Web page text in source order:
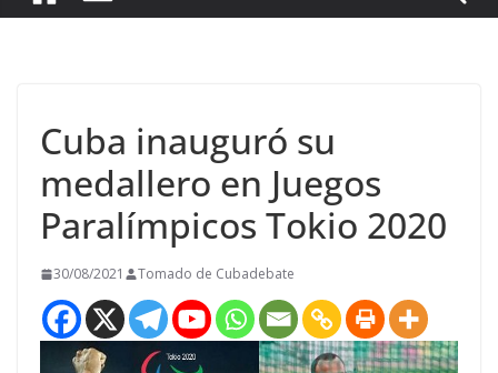
Cuba inauguró su
medallero en Juegos
Paralímpicos Tokio 2020
30/08/2021 Tomado de Cubadebate